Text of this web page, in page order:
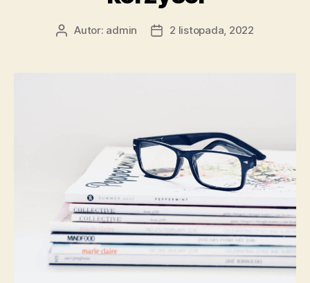
AutorAutor: admin
Data2 listopada, 2022